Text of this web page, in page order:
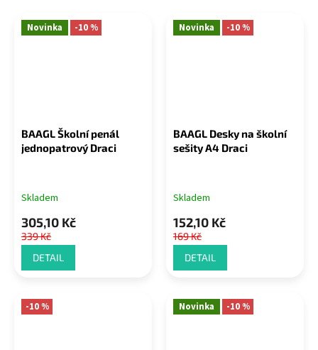
Novinka -10 %
BAAGL Školní penál
jednopatrový Draci
Skladem
305,10 Kč
339 Kč
DETAIL
Novinka -10 %
BAAGL Desky na školní
sešity A4 Draci
Skladem
152,10 Kč
169 Kč
DETAIL
-10 % Novinka -10 %